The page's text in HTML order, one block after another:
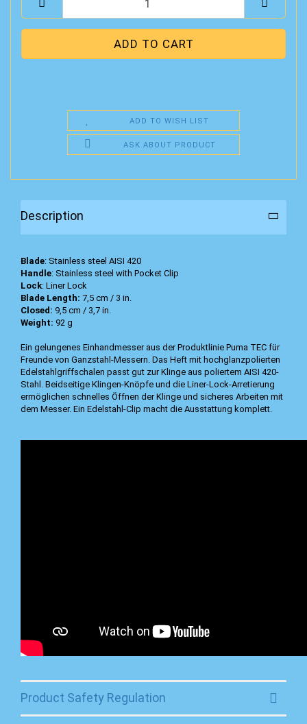
ADD TO WISH LIST
ASK ABOUT PRODUCT
Description
Blade: Stainless steel AISI 420
Handle: Stainless steel with Pocket Clip
Lock: Liner Lock
Blade Length: 7,5 cm / 3 in.
Closed: 9,5 cm / 3,7 in.
Weight: 92 g
Ein gelungenes Einhandmesser aus der Produktlinie Puma TEC für
Freunde von Ganzstahl-Messern. Das Heft mit hochglanzpolierten
Edelstahlgriffschalen passt gut zur Klinge aus poliertem AISI 420-
Stahl. Beidseitige Klingen-Knöpfe und die Liner-Lock-Arretierung
ermöglichen schnelles Öffnen der Klinge und sicheres Arbeiten mit
dem Messer. Ein Edelstahl-Clip macht die Ausstattung komplett.
Product Safety Regulation